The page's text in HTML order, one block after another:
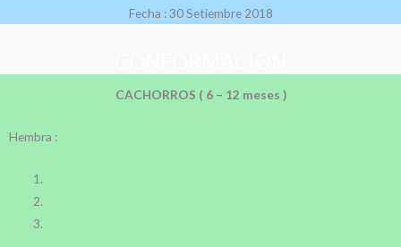
Fecha : 30 Setiembre 2018
CACHORROS ( 6 – 12 meses )
Hembra :